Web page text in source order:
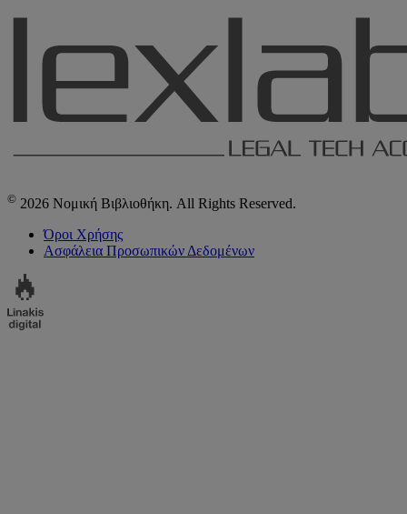
© 2026 Νομική Βιβλιοθήκη. All Rights Reserved.
Όροι Χρήσης
Ασφάλεια Προσωπικών Δεδομένων